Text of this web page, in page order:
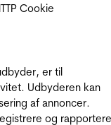
Cookie
er til
Udbyderen kan
af annoncer.
og